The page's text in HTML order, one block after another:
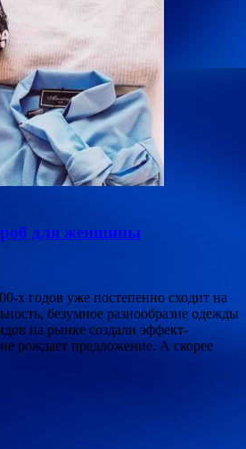
для женщины
х годов уже постепенно сходит на
безумное разнообразие одежды
на рынке создали эффект-
рождает предложение. А скорее